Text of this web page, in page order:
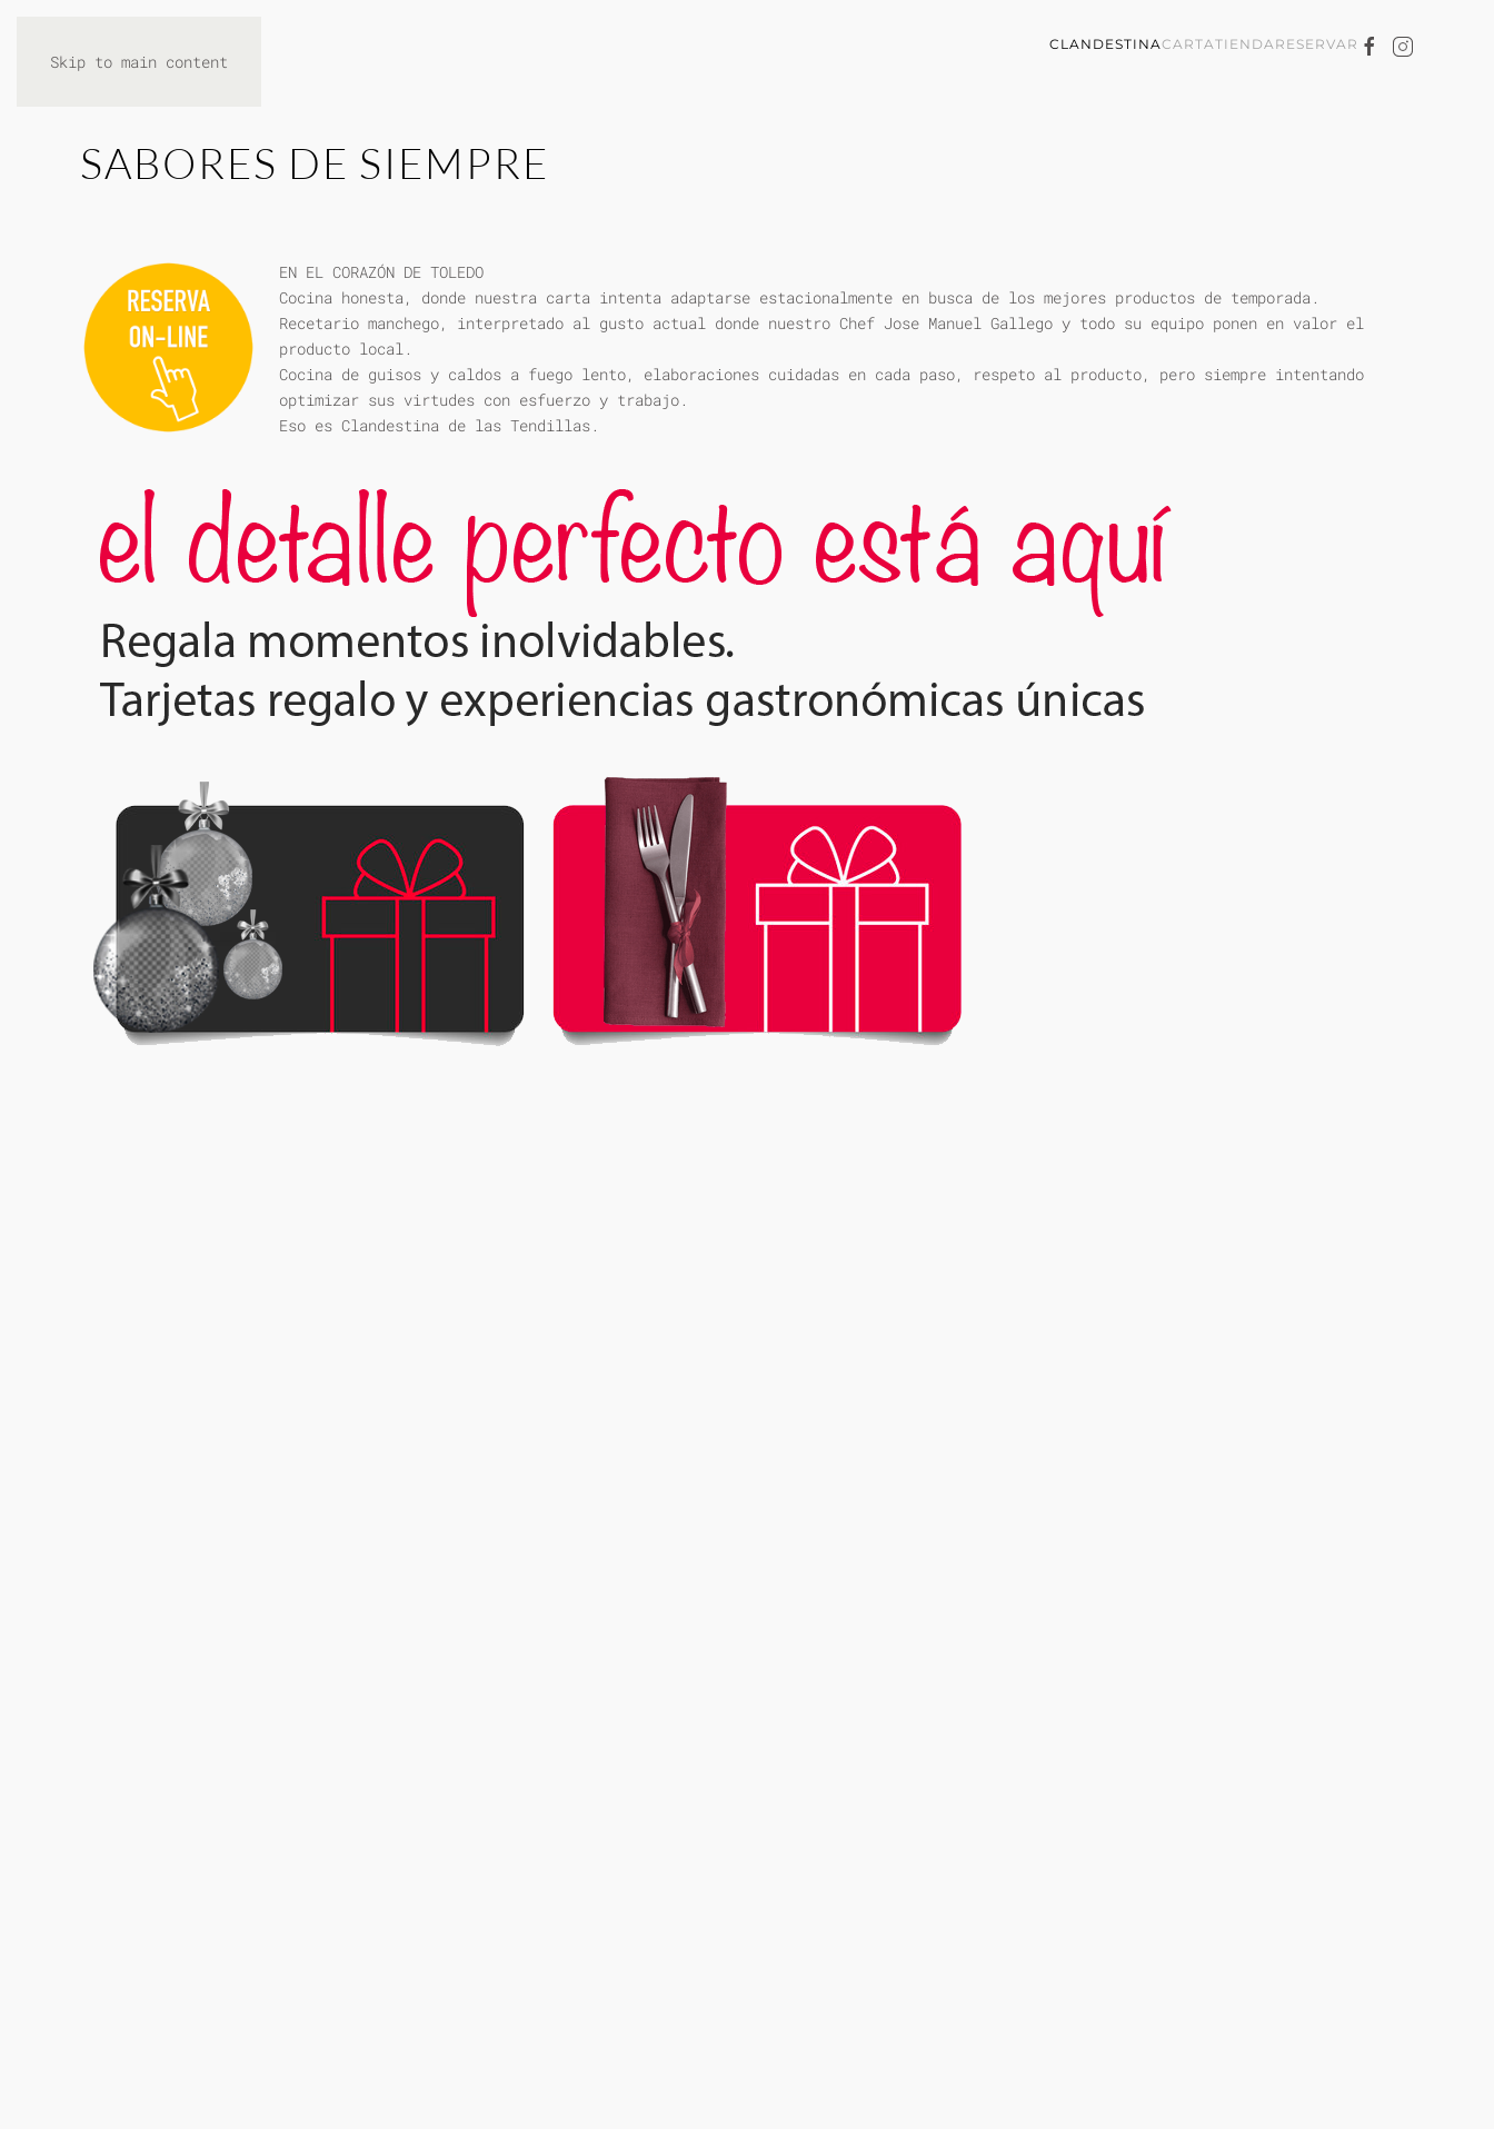
Skip to main content
CLANDESTINACARTATIENDARESERVAR
SABORES DE SIEMPRE
EN EL CORAZÓN DE TOLEDO
Cocina honesta, donde nuestra carta intenta adaptarse estacionalmente en busca de los mejores productos de temporada.
Recetario manchego, interpretado al gusto actual donde nuestro Chef Jose Manuel Gallego y todo su equipo ponen en valor el
producto local.
Cocina de guisos y caldos a fuego lento, elaboraciones cuidadas en cada paso, respeto al producto, pero siempre intentando
optimizar sus virtudes con esfuerzo y trabajo.
Eso es Clandestina de las Tendillas.